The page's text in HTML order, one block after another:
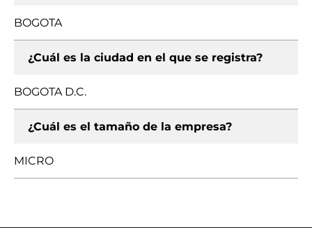
BOGOTA
¿Cuál es la ciudad en el que se registra?
BOGOTA D.C.
¿Cuál es el tamaño de la empresa?
MICRO